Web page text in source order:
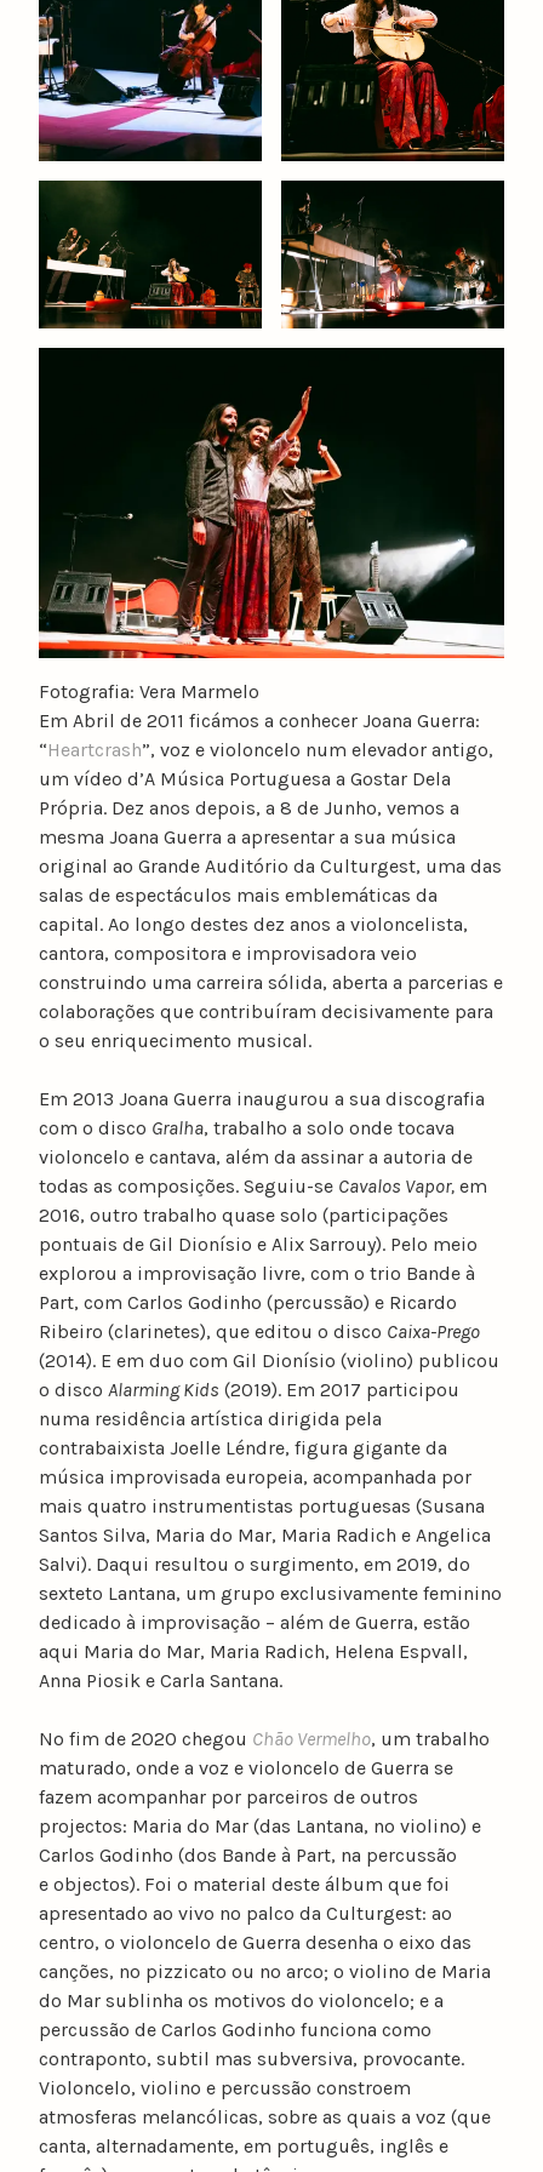
Fotografia: Vera Marmelo
Em Abril de 2011 ficámos a conhecer Joana Guerra:
“Heartcrash”, voz e violoncelo num elevador antigo,
um vídeo d’A Música Portuguesa a Gostar Dela
Própria. Dez anos depois, a 8 de Junho, vemos a
mesma Joana Guerra a apresentar a sua música
original ao Grande Auditório da Culturgest, uma das
salas de espectáculos mais emblemáticas da
capital. Ao longo destes dez anos a violoncelista,
cantora, compositora e improvisadora veio
construindo uma carreira sólida, aberta a parcerias e
colaborações que contribuíram decisivamente para
o seu enriquecimento musical.
Em 2013 Joana Guerra inaugurou a sua discografia
com o disco Gralha, trabalho a solo onde tocava
violoncelo e cantava, além da assinar a autoria de
todas as composições. Seguiu-se Cavalos Vapor, em
2016, outro trabalho quase solo (participações
pontuais de Gil Dionísio e Alix Sarrouy). Pelo meio
explorou a improvisação livre, com o trio Bande à
Part, com Carlos Godinho (percussão) e Ricardo
Ribeiro (clarinetes), que editou o disco Caixa-Prego
(2014). E em duo com Gil Dionísio (violino) publicou
o disco Alarming Kids (2019). Em 2017 participou
numa residência artística dirigida pela
contrabaixista Joelle Léndre, figura gigante da
música improvisada europeia, acompanhada por
mais quatro instrumentistas portuguesas (Susana
Santos Silva, Maria do Mar, Maria Radich e Angelica
Salvi). Daqui resultou o surgimento, em 2019, do
sexteto Lantana, um grupo exclusivamente feminino
dedicado à improvisação – além de Guerra, estão
aqui Maria do Mar, Maria Radich, Helena Espvall,
Anna Piosik e Carla Santana.
No fim de 2020 chegou Chão Vermelho, um trabalho
maturado, onde a voz e violoncelo de Guerra se
fazem acompanhar por parceiros de outros
projectos: Maria do Mar (das Lantana, no violino) e
Carlos Godinho (dos Bande à Part, na percussão
e objectos). Foi o material deste álbum que foi
apresentado ao vivo no palco da Culturgest: ao
centro, o violoncelo de Guerra desenha o eixo das
canções, no pizzicato ou no arco; o violino de Maria
do Mar sublinha os motivos do violoncelo; e a
percussão de Carlos Godinho funciona como
contraponto, subtil mas subversiva, provocante.
Violoncelo, violino e percussão constroem
atmosferas melancólicas, sobre as quais a voz (que
canta, alternadamente, em português, inglês e